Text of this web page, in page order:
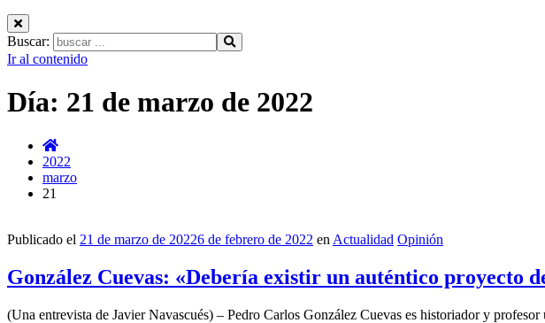
Buscar:
Ir al contenido
Día: 21 de marzo de 2022
2022
marzo
21
Publicado el 21 de marzo de 20226 de febrero de 2022 en Actualidad Opinión
González Cuevas: «Debería existir un auténtico proyecto
(Una entrevista de Javier Navascués) – Pedro Carlos González Cuevas es historiador y